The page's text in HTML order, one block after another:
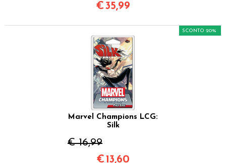
€35,99
Marvel Champions LCG:
Silk
€ 16,99
SCONTO 20%
€ 13,60